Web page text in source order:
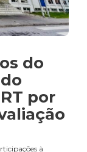
do
por
à